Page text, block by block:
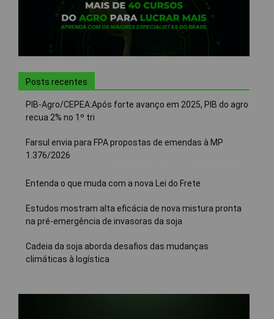
Posts recentes
PIB-Agro/CEPEA:Após forte avanço em 2025, PIB do agro
recua 2% no 1º tri
Farsul envia para FPA propostas de emendas à MP
1.376/2026
Entenda o que muda com a nova Lei do Frete
Estudos mostram alta eficácia de nova mistura pronta
na pré-emergência de invasoras da soja
Cadeia da soja aborda desafios das mudanças
climáticas à logística